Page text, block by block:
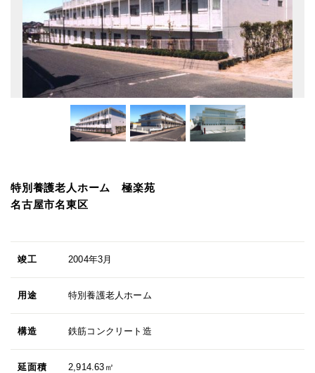
特別養護老人ホーム 極楽苑
名古屋市名東区
竣工 2004年3月
用途 特別養護老人ホーム
構造 鉄筋コンクリート造
延面積 2,914.63㎡